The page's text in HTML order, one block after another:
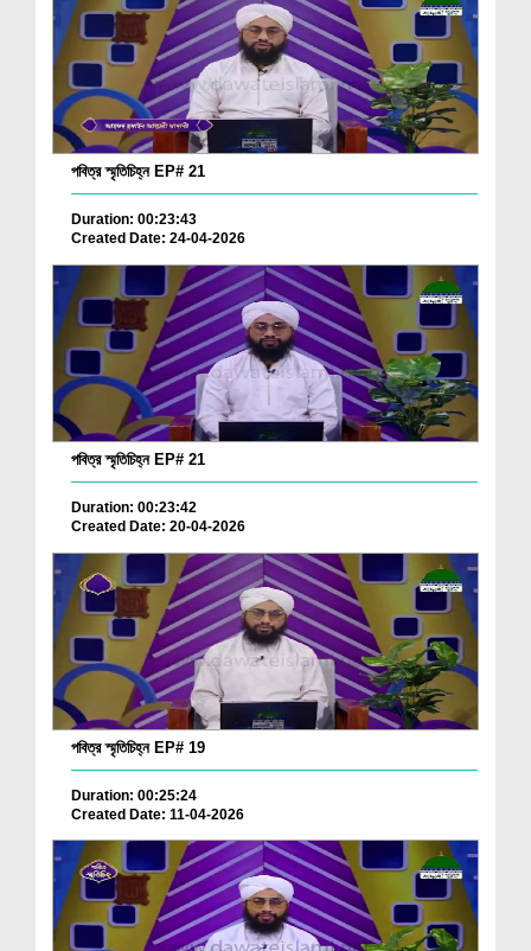
পবিত্র স্মৃতিচিহ্ন EP# 21
Duration: 00:23:43
Created Date: 24-04-2026
পবিত্র স্মৃতিচিহ্ন EP# 21
Duration: 00:23:42
Created Date: 20-04-2026
পবিত্র স্মৃতিচিহ্ন EP# 19
Duration: 00:25:24
Created Date: 11-04-2026